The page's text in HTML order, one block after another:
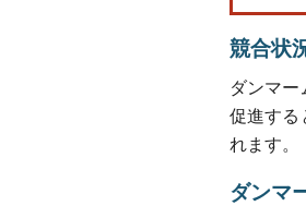
競合状
ダンマ
促進する
れます。
ダンマ